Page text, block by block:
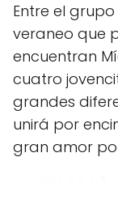
Entre el
veraneo que
encuentran
cuatro
grandes
unirá por
gran amor